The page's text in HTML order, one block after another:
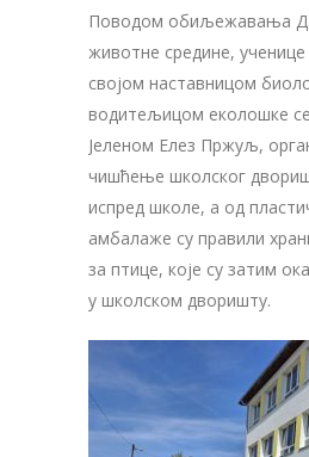
Поводом обиљежавања
животне средине, ученице
својом наставницом
водитељицом еколошке
Јеленом Елез Пржуљ,
чишћење школског
испред школе, а од
амбалаже су правили
за птице, које су затим
у школском дворишту.